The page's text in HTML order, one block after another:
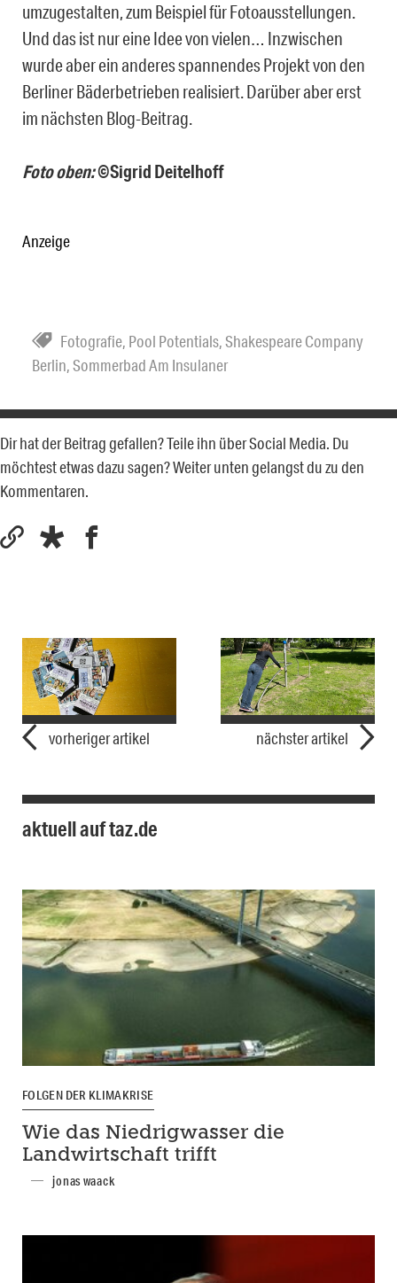
umzugestalten, zum Beispiel für Fotoausstellungen.
Und das ist nur eine Idee von vielen… Inzwischen
wurde aber ein anderes spannendes Projekt von den
Berliner Bäderbetrieben realisiert. Darüber aber erst
im nächsten Blog-Beitrag.
Foto oben:©Sigrid Deitelhoff
Anzeige
Fotografie, Pool Potentials,Shakespeare Company
Berlin,Sommerbad Am Insulaner
Dir hat der Beitrag gefallen? Teile ihn über Social Media. Du
möchtest etwas dazu sagen? Weiter unten gelangst du zu den
Kommentaren.
vorheriger artikel nächster artikel
aktuell auf taz.de
FOLGEN DER KLIMAKRISE
Wie das Niedrigwasser die
Landwirtschaft trifft
jonas waack